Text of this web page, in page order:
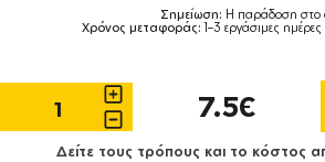
Σημείωση: Η παράδοση στο
Χρόνος μεταφοράς: 1–3 εργάσιμες
7.5€
Δείτε τους τρόπους και το κόστος